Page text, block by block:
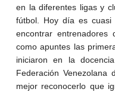
en la diferentes ligas y
fútbol. Hoy día es cuasi
encontrar entrenadores
como apuntes las
iniciaron en la
Federación
mejor reconocerlo que